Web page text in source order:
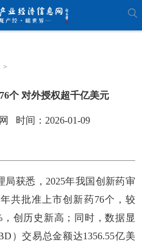
>
个 对外授权超千亿美元
时间：2026-01-09
获悉，2025年我国创新药审
共批准上市创新药76个，较
，创历史新高；同时，数据显
）交易总金额达1356.55亿美